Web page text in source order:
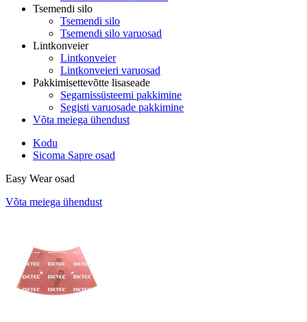
Tsemendi silo
Tsemendi silo
Tsemendi silo varuosad
Lintkonveier
Lintkonveier
Lintkonveieri varuosad
Pakkimisettevõtte lisaseade
Segamissüsteemi pakkimine
Segisti varuosade pakkimine
Võta meiega ühendust
Kodu
Sicoma Sapre osad
Easy Wear osad
Võta meiega ühendust